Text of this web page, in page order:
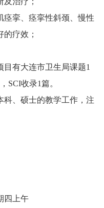
痉挛、痉挛性斜颈、慢性
疗效；
有大连市卫生局课题1
SCI收录1篇。
科、硕士的教学工作，注
四上午